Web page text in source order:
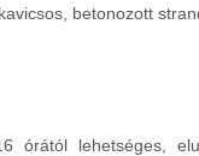
betonozott
órától lehetséges,